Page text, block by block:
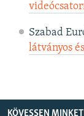
Szabad
látványos
KÖVESSEN